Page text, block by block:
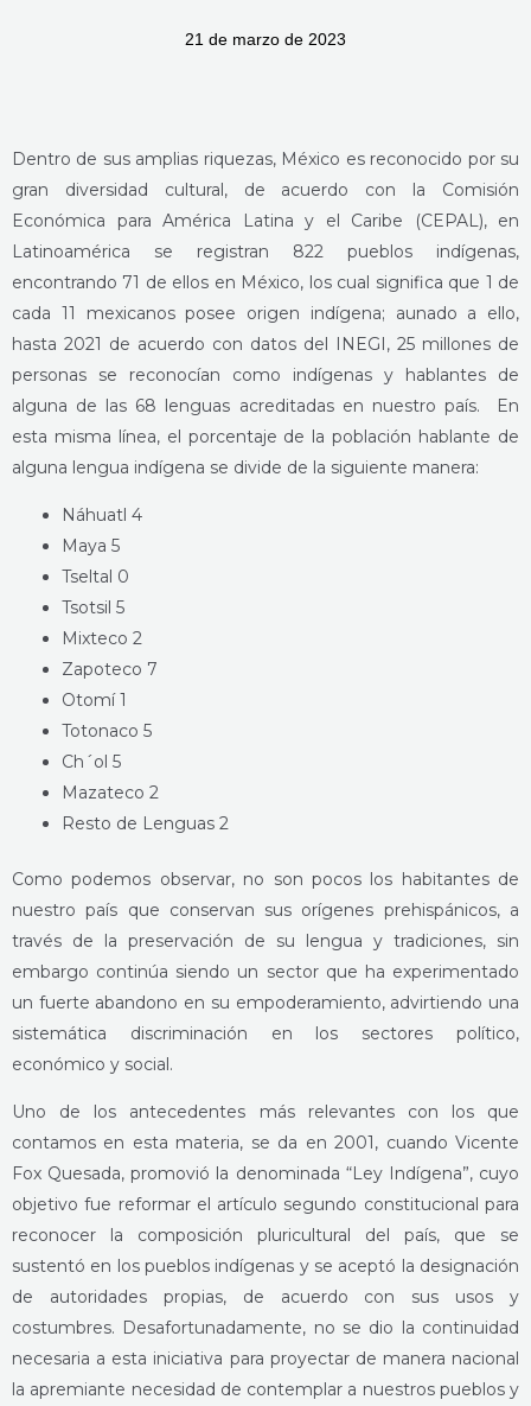
21 de marzo de 2023
Dentro de sus amplias riquezas, México es reconocido por su
gran diversidad cultural, de acuerdo con la Comisión
Económica para América Latina y el Caribe (CEPAL), en
Latinoamérica se registran 822 pueblos indígenas,
encontrando 71 de ellos en México, los cual significa que 1 de
cada 11 mexicanos posee origen indígena; aunado a ello,
hasta 2021 de acuerdo con datos del INEGI, 25 millones de
personas se reconocían como indígenas y hablantes de
alguna de las 68 lenguas acreditadas en nuestro país. En
esta misma línea, el porcentaje de la población hablante de
alguna lengua indígena se divide de la siguiente manera:
Náhuatl 4
Maya 5
Tseltal 0
Tsotsil 5
Mixteco 2
Zapoteco 7
Otomí 1
Totonaco 5
Ch´ol 5
Mazateco 2
Resto de Lenguas 2
Como podemos observar, no son pocos los habitantes de
nuestro país que conservan sus orígenes prehispánicos, a
través de la preservación de su lengua y tradiciones, sin
embargo continúa siendo un sector que ha experimentado
un fuerte abandono en su empoderamiento, advirtiendo una
sistemática discriminación en los sectores político,
económico y social.
Uno de los antecedentes más relevantes con los que
contamos en esta materia, se da en 2001, cuando Vicente
Fox Quesada, promovió la denominada “Ley Indígena”, cuyo
objetivo fue reformar el artículo segundo constitucional para
reconocer la composición pluricultural del país, que se
sustentó en los pueblos indígenas y se aceptó la designación
de autoridades propias, de acuerdo con sus usos y
costumbres. Desafortunadamente, no se dio la continuidad
necesaria a esta iniciativa para proyectar de manera nacional
la apremiante necesidad de contemplar a nuestros pueblos y